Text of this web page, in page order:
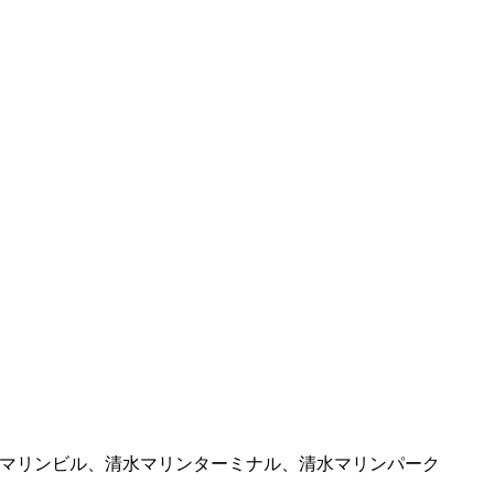
リンビル、清水マリンターミナル、清水マリンパーク